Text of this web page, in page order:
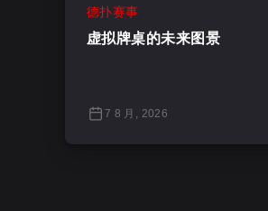
德扑赛事
虚拟牌桌的未来图景
7 8 月, 2026